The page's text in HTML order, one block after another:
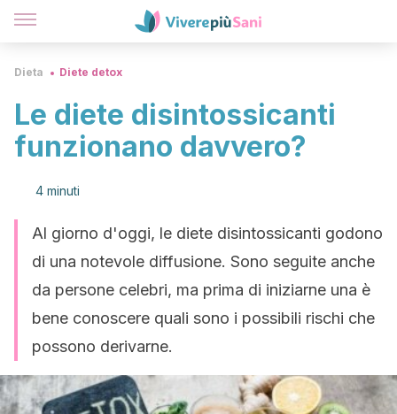
Dieta Diete detox
Le diete disintossicanti
funzionano davvero?
4 minuti
Al giorno d'oggi, le diete disintossicanti godono
di una notevole diffusione. Sono seguite anche
da persone celebri, ma prima di iniziarne una è
bene conoscere quali sono i possibili rischi che
possono derivarne.